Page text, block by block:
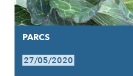
PARCS
27/05/2020